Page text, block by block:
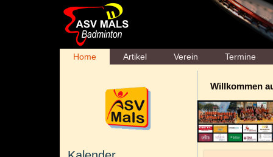
Home Artikel Verein Termine
Willkommen